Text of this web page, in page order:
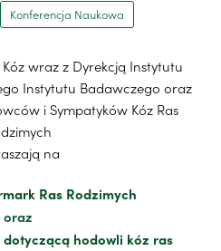
Konferencja Naukowa
wraz z Dyrekcją Instytutu
Instytutu Badawczego oraz
i Sympatyków Kóz Ras
na
Ras Rodzimych
oraz
hodowli kóz ras